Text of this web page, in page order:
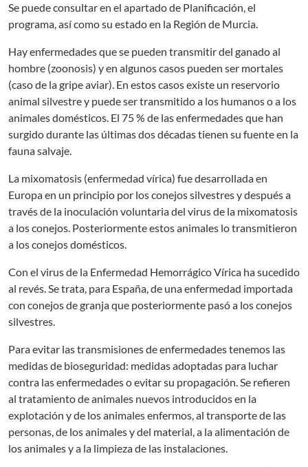
Se puede consultar en el apartado de Planificación, el
programa, así como su estado en la Región de Murcia.
Hay enfermedades que se pueden transmitir del ganado al
hombre (zoonosis) y en algunos casos pueden ser mortales
(caso de la gripe aviar). En estos casos existe un reservorio
animal silvestre y puede ser transmitido a los humanos o a los
animales domésticos. El 75 % de las enfermedades que han
surgido durante las últimas dos décadas tienen su fuente en la
fauna salvaje.
La mixomatosis (enfermedad vírica) fue desarrollada en
Europa en un principio por los conejos silvestres y después a
través de la inoculación voluntaria del virus de la mixomatosis
a los conejos. Posteriormente estos animales lo transmitieron
a los conejos domésticos.
Con el virus de la Enfermedad Hemorrágico Vírica ha sucedido
al revés. Se trata, para España, de una enfermedad importada
con conejos de granja que posteriormente pasó a los conejos
silvestres.
Para evitar las transmisiones de enfermedades tenemos las
medidas de bioseguridad: medidas adoptadas para luchar
contra las enfermedades o evitar su propagación. Se refieren
al tratamiento de animales nuevos introducidos en la
explotación y de los animales enfermos, al transporte de las
personas, de los animales y del material, a la alimentación de
los animales y a la limpieza de las instalaciones.